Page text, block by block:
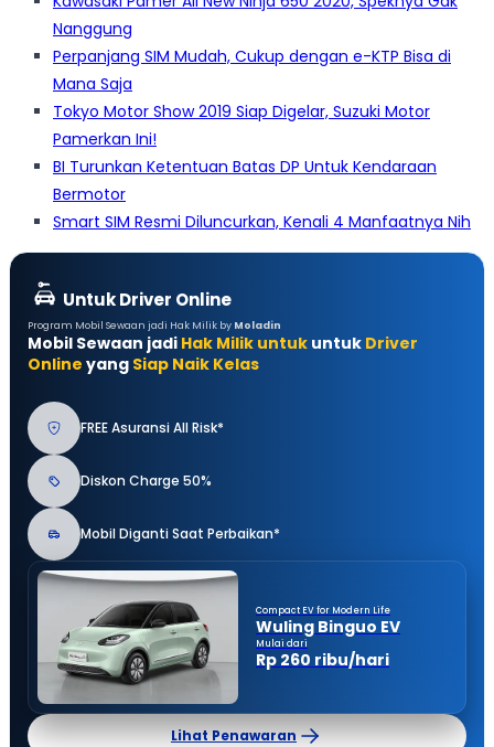
Nanggung
Perpanjang SIM Mudah, Cukup dengan e-KTP Bisa di
Mana Saja
Tokyo Motor Show 2019 Siap Digelar, Suzuki Motor
Pamerkan Ini!
BI Turunkan Ketentuan Batas DP Untuk Kendaraan
Bermotor
Smart SIM Resmi Diluncurkan, Kenali 4 Manfaatnya Nih
Untuk Driver Online
Program Mobil Sewaan jadi Hak Milik by Moladin
Mobil Sewaan jadi Hak Milik untuk untuk Driver
Online yang Siap Naik Kelas
FREE Asuransi All Risk*
Diskon Charge 50%
Mobil Diganti Saat Perbaikan*
Compact EV for Modern Life
Wuling Binguo EV
Mulai dari
Rp 260 ribu/hari
Lihat Penawaran